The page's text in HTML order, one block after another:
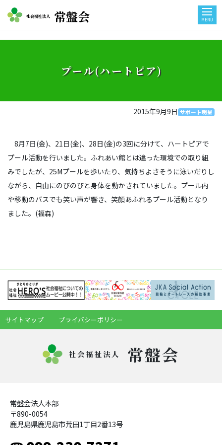
社会福祉法人 常盤会 MENU
プール(ハートピア)
2015年9月9日 サポート明星
8月7日(金)、21日(金)、28日(金)の3回に分けて、ハートピアで
プール活動を行いました。ふれあい館とは違った環境での取り組
みでしたが、25Mプールを歩いたり、気持ちよさそうに泳いだりし
ながら、自由にのびのびと身体を動かされていました。プール内
や移動のバスでも笑い声が響き、笑顔あふれるプール活動となり
ました。(福森)
サイトマップ プライバシーポリシー
社会福祉法人 常盤会
常盤会法人本部
〒890-0054
鹿児島県鹿児島市荒田1丁目2番13号